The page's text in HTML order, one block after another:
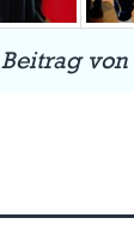
Beitrag von